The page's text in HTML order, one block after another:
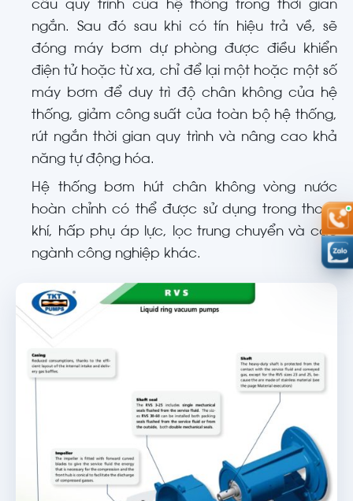
cầu quy trình của hệ thống trong thời gian
ngắn. Sau đó sau khi có tín hiệu trả về, sẽ
đóng máy bơm dự phòng được điều khiển
điện tử hoặc từ xa, chỉ để lại một hoặc một số
máy bơm để duy trì độ chân không của hệ
thống, giảm công suất của toàn bộ hệ thống,
rút ​​ngắn thời gian quy trình và nâng cao khả
năng tự động hóa.
Hệ thống bơm hút chân không vòng nước
hoàn chỉnh có thể được sử dụng trong thoát
khí, hấp phụ áp lực, lọc trung chuyển và các
ngành công nghiệp khác.